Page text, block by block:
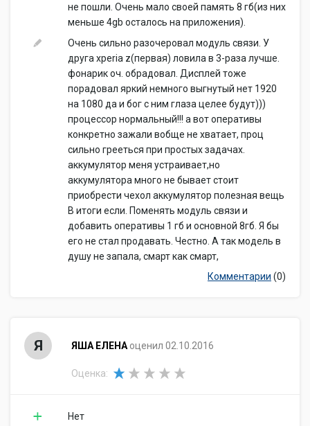
не пошли. Очень мало своей память 8 гб(из них
меньше 4gb осталось на приложения).
Очень сильно разочеровал модуль связи. У
друга xperia z(первая) ловила в 3-раза лучше.
фонарик оч. обрадовал. Дисплей тоже
порадовал яркий немного выгнутый нет 1920
на 1080 да и бог с ним глаза целее будут)))
процессор нормальный!!! а вот оперативы
конкретно зажали вобще не хватает, проц
сильно грееться при простых задачах.
аккумулятор меня устраивает,но
аккумулятора много не бывает стоит
приобрести чехол аккумулятор полезная вещь
В итоги если. Поменять модуль связи и
добавить оперативы 1 гб и основной 8гб. Я бы
его не стал продавать. Честно. А так модель в
душу не запала, смарт как смарт,
Комментарии (0)
Я ЯША ЕЛЕНА оценил 02.10.2016
Оценка:
Нет